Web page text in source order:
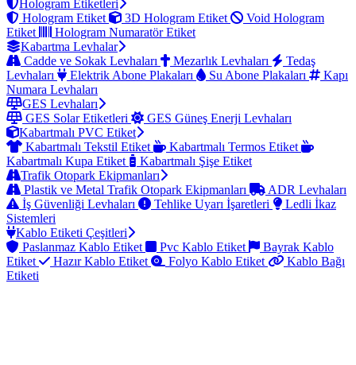
Hologram Etiketleri
Hologram Etiket
3D Hologram Etiket
Void Hologram
Etiket
Hologram Numaratör Etiket
Kabartma Levhalar
Cadde ve Sokak Levhaları
Mezarlık Levhaları
Tedaş
Levhaları
Elektrik Abone Plakaları Su Abone Plakaları
Kapı
Numara Levhaları
GES Levhaları
GES Solar Etiketleri
GES Güneş Enerji Levhaları
Kabartmalı PVC Etiket
Kabartmalı Tekstil Etiket
Kabartmalı Termos Etiket
Kabartmalı Kupa Etiket
Kabartmalı Şişe Etiket
Trafik Otopark Ekipmanları
Plastik ve Metal Trafik Otopark Ekipmanları
ADR Levhaları
İş Güvenliği Levhaları
Tehlike Uyarı İşaretleri
Ledli İkaz
Sistemleri
Kablo Etiketi Çeşitleri
Paslanmaz Kablo Etiket
Pvc Kablo Etiket
Bayrak Kablo
Etiket
Hazır Kablo Etiket Folyo Kablo Etiket
Kablo Bağı
Etiketi